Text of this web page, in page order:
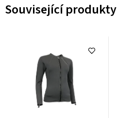
Související produkty